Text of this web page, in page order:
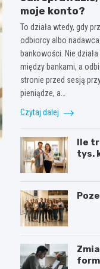
moje konto?
To działa wtedy, gdy
odbiorcy albo
bankowości. Nie
między bankami, a
stronie przed sesją
pieniądze, a…
Czytaj dalej
Ile
tys.